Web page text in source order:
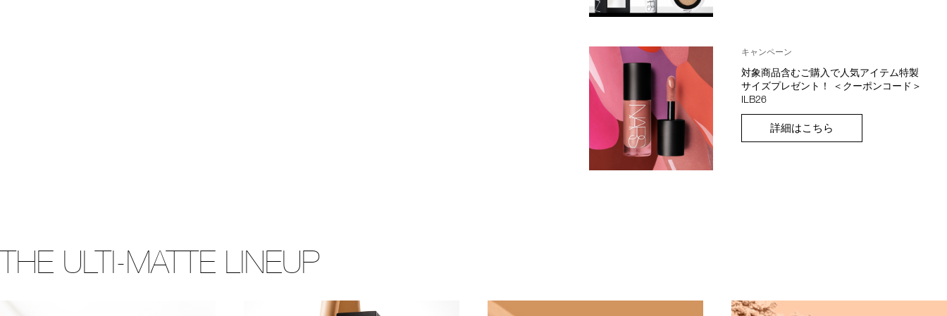
キャンペーン
対象商品含むご購入で人気アイテム特製
サイズプレゼント！ ＜クーポンコード＞
ILB26
詳細はこちら
THE ULTI-MATTE LINEUP